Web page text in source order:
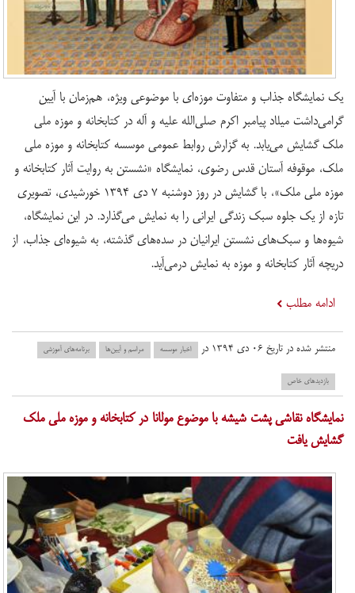
یک نمایشگاه جذاب و متفاوت موزه‌ای با موضوعی ویژه، هم‌زمان با آیین
گرامی‌داشت میلاد پیامبر اکرم صلی‌الله علیه و آله در کتابخانه و موزه ملی
ملک گشایش می‌یابد. به گزارش روابط عمومی موسسه کتابخانه و موزه ملی
ملک، موقوفه آستان قدس رضوی، نمایشگاه «نشستن به روایت آثار کتابخانه و
موزه ملی ملک»،‌ با گشایش در روز دوشنبه ۷ دی ۱۳۹۴ خورشیدی، تصویری
تازه از یک جلوه سبک زندگی ایرانی را به نمایش می‌گذارد. در این نمایشگاه،
شیوه‌ها و سبک‌های نشستن ایرانیان در سده‌های گذشته، به شیوه‌ای جذاب، از
دریچه آثار کتابخانه و موزه به نمایش درمی‌آید.
ادامه مطلب
منتشر شده در تاریخ ۰۶ دی ۱۳۹۴ در اخبار موسسه مراسم و آیین‌ها برنامه‌های آموزشی
بازدید‌های خاص
نمایشگاه نقاشی پشت شیشه با موضوع مولانا در کتابخانه و موزه ملی ملک
گشایش یافت